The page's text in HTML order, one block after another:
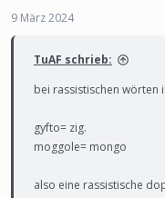
9 März 2024
TuAF schrieb:
bei rassistischen wörten
gyfto= zig.
moggole= mongo
also eine rassistische